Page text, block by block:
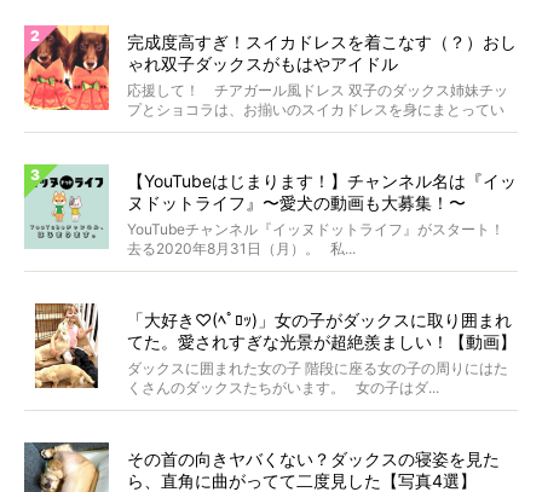
完成度高すぎ！スイカドレスを着こなす（？）おし
ゃれ双子ダックスがもはやアイドル
応援して！ チアガール風ドレス 双子のダックス姉妹チッ
プとショコラは、お揃いのスイカドレスを身にまとってい
ます...
【YouTubeはじまります！】チャンネル名は『イッ
ヌドットライフ』〜愛犬の動画も大募集！〜
YouTubeチャンネル『イッヌドットライフ』がスタート！
去る2020年8月31日（月）。 私...
「大好き♡(ﾍﾟﾛｯ)」女の子がダックスに取り囲まれ
てた。愛されすぎな光景が超絶羨ましい！【動画】
ダックスに囲まれた女の子 階段に座る女の子の周りにはた
くさんのダックスたちがいます。 女の子はダ...
その首の向きヤバくない？ダックスの寝姿を見た
ら、直角に曲がってて二度見した【写真4選】